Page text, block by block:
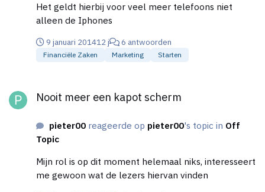
vast veel kritische uitlatingen komen, en misschien
wordt het wel helemaal afgekraakt maar ik hoor
graag jullie mening.
Het geldt hierbij voor veel meer telefoons niet
alleen de Iphones
9 januari 201412 j 6 antwoorden
Financiële Zaken Marketing Starten
Nooit meer een kapot scherm
pieter00 reageerde op pieter00's topic in Off
Topic
Mijn rol is op dit moment helemaal niks, interesseert
me gewoon wat de lezers hiervan vinden